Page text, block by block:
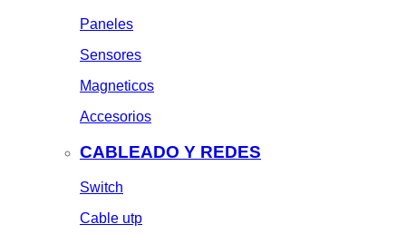
Paneles
Sensores
Magneticos
Accesorios
CABLEADO Y REDES
Switch
Cable utp